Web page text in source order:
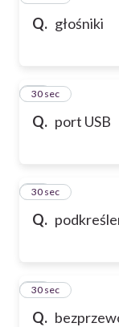
Q. głośniki
Q. port USB
58
30 sec
Q.
59
30 sec
Q.
60
30 sec